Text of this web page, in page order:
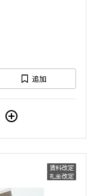
追加
賃料改定
礼金改定